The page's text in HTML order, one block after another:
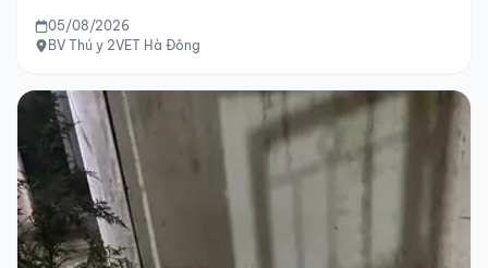
05/08/2026
BV Thú y 2VET Hà Đông